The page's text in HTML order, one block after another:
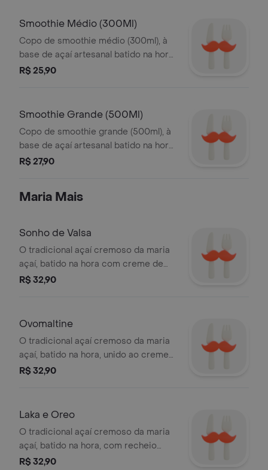
acompanhamentos pagos
individualmente. a montagem do copo
não pode ser alterada e os
acompanhamentos não podem ser
excluídos. imagens ilustrativas.
Smoothie Médio (300Ml)
Copo de smoothie médio (300ml), à
base de açaí artesanal batido na hora
da maria açaí. escolha entre os quatro
R$ 25,90
Smoothie Grande (500Ml)
Copo de smoothie grande (500ml), à
base de açaí artesanal batido na hora
da maria açaí. escolha entre os quatro
R$ 27,90
Maria Mais
Sonho de Valsa
O tradicional açaí cremoso da maria
açaí, batido na hora com creme de
valsa e pedaços de sonho de valsa.
acompanhamentos separadamente.
R$ 32,90
Ovomaltine
O tradicional açaí cremoso da maria
açaí, batido na hora, unido ao creme
profissional e flocos crocantes.
acompanhamentos separadamente.
R$ 32,90
Laka e Oreo
O tradicional açaí cremoso da maria
açaí, batido na hora, com recheio
latissímo, farelo e pedaços de oreo️.
R$ 32,90